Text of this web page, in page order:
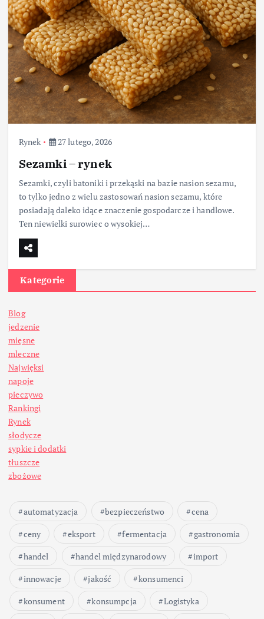
Rynek 27 lutego, 2026
Sezamki – rynek
Sezamki, czyli batoniki i przekąski na bazie nasion sezamu,
to tylko jedno z wielu zastosowań nasion sezamu, które
posiadają daleko idące znaczenie gospodarcze i handlowe.
Ten niewielki surowiec o wysokiej…
Kategorie
Blog
jedzenie
mięsne
mleczne
Najwięksi
napoje
pieczywo
Rankingi
Rynek
słodycze
sypkie i dodatki
tłuszcze
zbożowe
automatyzacja bezpieczeństwo
cena
ceny
eksport fermentacja
gastronomia
handel
handel międzynarodowy
import
innowacje
jakość
konsumenci
konsument
konsumpcja
Logistyka